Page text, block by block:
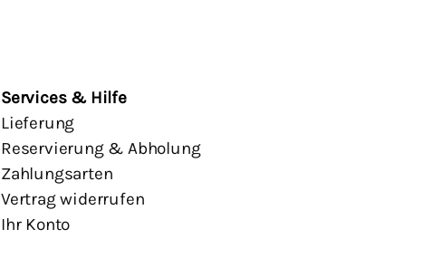
Services & Hilfe
Lieferung
Reservierung & Abholung
Zahlungsarten
Vertrag widerrufen
Ihr Konto